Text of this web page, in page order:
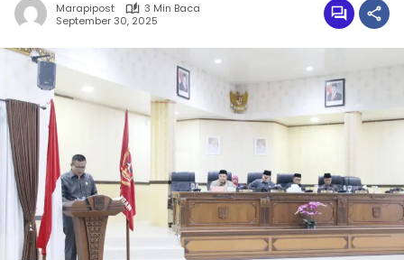
Marapipost
3 Min Baca
September 30, 2025